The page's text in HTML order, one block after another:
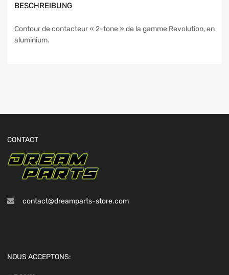
BESCHREIBUNG
Contour de contacteur « 2-tone » de la gamme Revolution, en
aluminium.
CONTACT
contact@dreamparts-store.com
NOUS ACCEPTONS: